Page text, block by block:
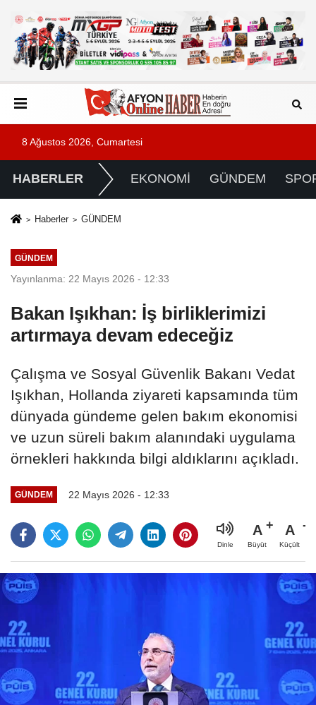
8 Ağustos 2026, Cumartesi
HABERLER EKONOMİ GÜNDEM
Haberler GÜNDEM
GÜNDEM
Yayınlanma: 22 Mayıs 2026 - 12:33
Bakan Işıkhan: İş birliklerimizi
artırmaya devam edeceğiz
Çalışma ve Sosyal Güvenlik Bakanı Vedat
Işıkhan, Hollanda ziyareti kapsamında tüm
dünyada gündeme gelen bakım ekonomisi
ve uzun süreli bakım alanındaki uygulama
örnekleri hakkında bilgi aldıklarını açıkladı.
GÜNDEM 22 Mayıs 2026 - 12:33
Dinle
A
Büyüt
A
Küçült